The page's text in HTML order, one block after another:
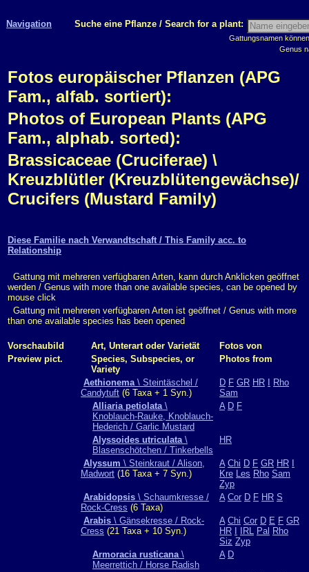
Navigation Suche eine Pflanze / Search for a plant:
Gattungsnamen
Genus
Fotos europäischer Pflanzen (APG
Fam., alfab. sortiert):
Photos of European Plants (APG
Fam., alphab. sorted):
Brassicaceae (Cruciferae) \
Kreuzblütler (Kreuzblütengewächse)/
Crucifers (Mustard Family)
Diese Familie nach Verwandtschaft / This Family acc. to
Relationship
Gattung mit mehreren verfügbaren Arten, kann durch Anklicken geöffnet
werden / Genus with more than one available species, can be opened by
mouse click
Gattung mit mehreren verfügbaren Arten ist geöffnet / Genus with more
than one available species has been opened
Vorschaubild Art, Unterart oder Varietät
Fotos von
Preview pict.
Species, Subspecies, or
Variety
Photos from
Aethionema\ Steintäschel /
Candytuft (6 Taxa + 1 Syn.)
D F GR HR
Rho
Sam
Alliaria petiolata\
Knoblauch-Rauke, Knoblauch-
Hederich / Garlic Mustard
A D F
Alyssoides utriculata\
Blasenschötchen / Tinkerbells
HR
Alyssum \ Steinkraut / Alison,
Madwort (16 Taxa + 7 Syn.)
A Chi D F GR HR
Kre Les Rho Sam
Zyp
Arabidopsis \ Schaumkresse /
Rock-Cress (6 Taxa)
A Cor D F HR S
Arabis \ Gänsekresse / Rock-
Cress (21 Taxa + 10 Syn.)
A Chi Cor D E F GR
HR
IRL Pal Rho
Siz Zyp
Armoracia rusticana\
Meerrettich / Horse Radish
A D